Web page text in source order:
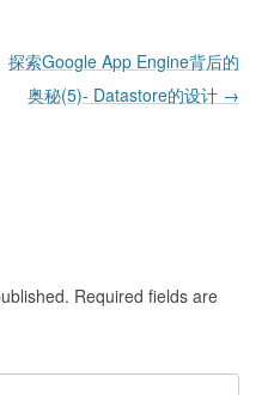
探索Google App Engine背后的
奥秘(5)- Datastore的设计 →
Required fields are